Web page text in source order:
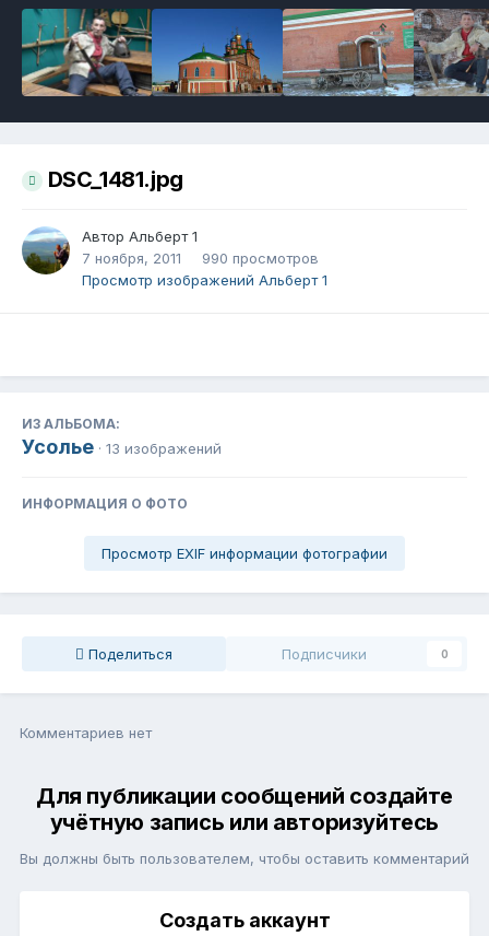
DSC_1481.jpg
Автор Альберт 1
7 ноября, 2011
990 просмотров
Просмотр изображений Альберт 1
ИЗ АЛЬБОМА:
Усолье · 13 изображений
ИНФОРМАЦИЯ О ФОТО
Просмотр EXIF информации фотографии
Поделиться Подписчики 0
Комментариев нет
Для публикации сообщений создайте
учётную запись или авторизуйтесь
Вы должны быть пользователем, чтобы оставить комментарий
Создать аккаунт